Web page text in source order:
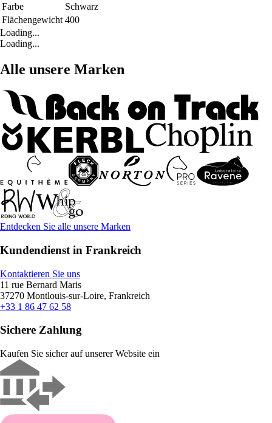
Farbe
Schwarz
Flächengewicht 400
Loading...
Loading...
Alle unsere Marken
Entdecken Sie alle unsere Marken
Kundendienst in Frankreich
Kontaktieren Sie uns
11 rue Bernard Maris
37270 Montlouis-sur-Loire, Frankreich
+33 1 86 47 62 58
Sichere Zahlung
Kaufen Sie sicher auf unserer Website ein